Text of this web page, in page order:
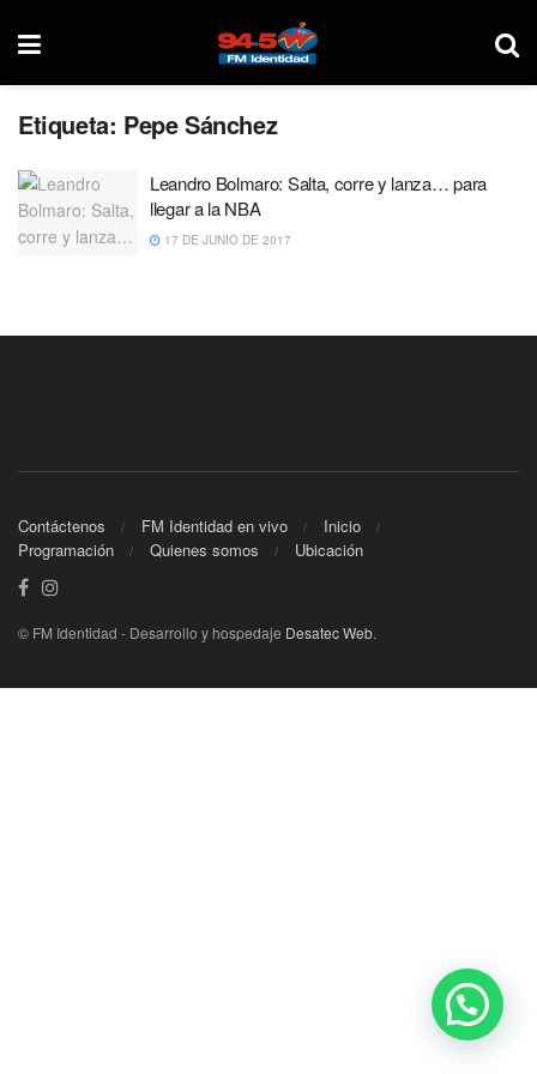
Etiqueta: Pepe Sánchez
Leandro Bolmaro: Salta, corre y lanza… para
llegar a la NBA
17 DE JUNIO DE 2017
Contáctenos FM Identidad en vivo
Inicio
Programación
Quienes somos Ubicación
© FM Identidad - Desarrollo y hospedaje Desatec Web.